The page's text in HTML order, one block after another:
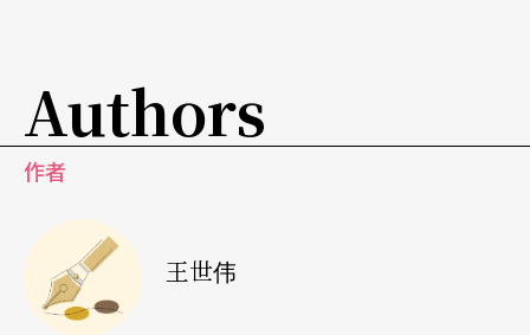
姿态、针砭时事的评论等。他企图刺激观众的感官
神经，让他们完全融入舞台上颠鸾倒凤的欢愉气氛
之中。为此，他还特地设立了一座「花道」，将舞
台延伸至观众席，使表演更贴近群众。
欧斯特麦耶首度入主法国戏剧殿堂，就让当地习惯
Authors
作者
王世伟